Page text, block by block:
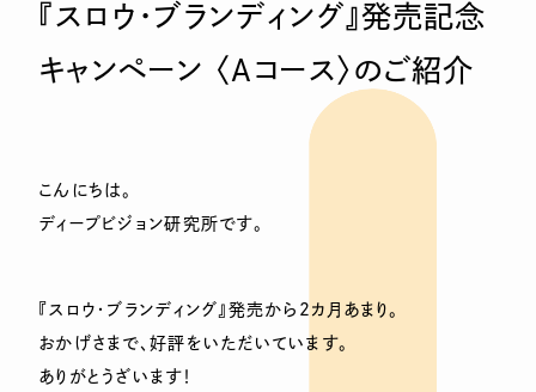
『スロウ・ブランディング』発売記念
キャンペーン 〈Aコース〉のご紹介
こんにちは。
ディープビジョン研究所です。
『スロウ・ブランディング』発売から2カ月あまり。
おかげさまで、好評をいただいています。
ありがとうざいます！